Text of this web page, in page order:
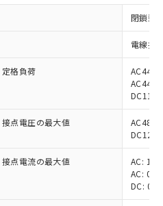
閉鎖型
電線接
定格負荷
接点電圧の最大値
AC480V
DC125V
接点電流の最大値
AC: 1A
AC:
DC: